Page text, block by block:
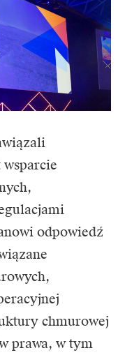
wsparcie
odpowiedź
chmurowej
prawa, w tym